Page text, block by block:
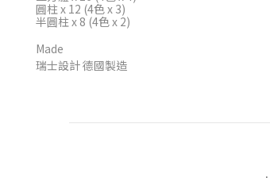
圓柱 x 12 (4色 x 3)
半圓柱 x 8 (4色 x 2)
Made
瑞士設計 德國製造